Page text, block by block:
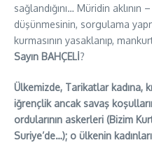
sağlandığını… Müridin
düşünmesinin, sorgulama
kurmasının yasaklanıp,
Sayın BAHÇELİ?
Ülkemizde, Tarikatlar kadına,
iğrençlik ancak savaş
ordularının askerleri (Bizim
Suriye’de…); o ülkenin